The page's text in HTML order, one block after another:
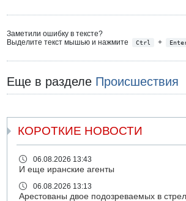
Заметили ошибку в тексте?
Выделите текст мышью и нажмите
Ctrl +
Еще в разделе Происшествия
КОРОТКИЕ НОВОСТИ
06.08.2026 13:43
И еще иранские агенты
06.08.2026 13:13
Арестованы двое подозреваемых в